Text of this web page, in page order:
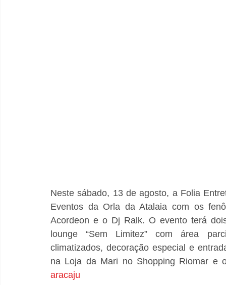
Neste sábado, 13 de agosto, a Folia
Eventos da Orla da Atalaia com os
Acordeon e o Dj Ralk. O evento terá
lounge “Sem Limitez” com área
climatizados, decoração especial e
na Loja da Mari no Shopping Riomar e
aracaju